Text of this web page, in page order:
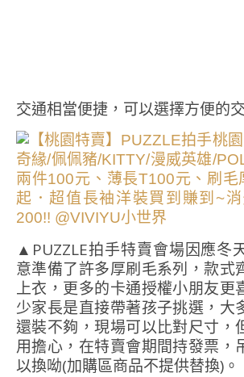
交通相當便捷，可以選擇方便的
▲PUZZLE拍手特賣會場因應冬
意準備了許多厚刷毛系列，款式
上衣，更多的卡通授權小朋友更
少家長是直接帶著孩子挑選，大
還裝不夠，現場可以比對尺寸，
用擔心，在特賣會期間持發票，
以換呦(加購區商品不提供替換)。